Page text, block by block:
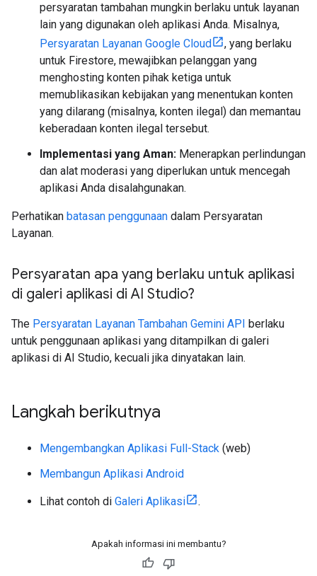
persyaratan tambahan mungkin berlaku untuk layanan
lain yang digunakan oleh aplikasi Anda. Misalnya,
Persyaratan Layanan Google Cloud
, yang berlaku
untuk Firestore, mewajibkan pelanggan yang
menghosting konten pihak ketiga untuk
memublikasikan kebijakan yang menentukan konten
yang dilarang (misalnya, konten ilegal) dan memantau
keberadaan konten ilegal tersebut.
Implementasi yang Aman: Menerapkan perlindungan
dan alat moderasi yang diperlukan untuk mencegah
aplikasi Anda disalahgunakan.
Perhatikan batasan penggunaan dalam Persyaratan
Layanan.
Persyaratan apa yang berlaku untuk aplikasi
di galeri aplikasi di AI Studio?
The Persyaratan Layanan Tambahan Gemini API berlaku
untuk penggunaan aplikasi yang ditampilkan di galeri
aplikasi di AI Studio, kecuali jika dinyatakan lain.
Langkah berikutnya
Mengembangkan Aplikasi Full-Stack (web)
Membangun Aplikasi Android
Lihat contoh di Galeri Aplikasi .
Apakah informasi ini membantu?